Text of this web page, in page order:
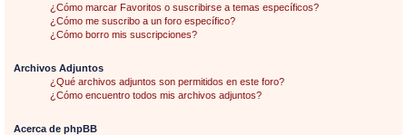
¿Cómo marcar Favoritos o suscribirse a temas específicos?
¿Cómo me suscribo a un foro específico?
¿Cómo borro mis suscripciones?
Archivos Adjuntos
¿Qué archivos adjuntos son permitidos en este foro?
¿Cómo encuentro todos mis archivos adjuntos?
Acerca de phpBB